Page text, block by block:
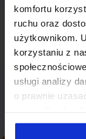
komfortu
ruchu oraz
użytkownikom.
korzystaniu z
usługi analizy
o prawnie
Niektóre z
Skontaktuj